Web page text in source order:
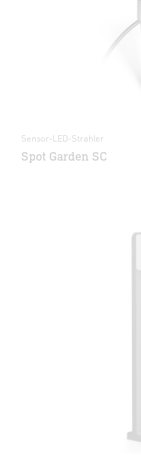
Sensor-LED-Strahler
Spot Garden SC